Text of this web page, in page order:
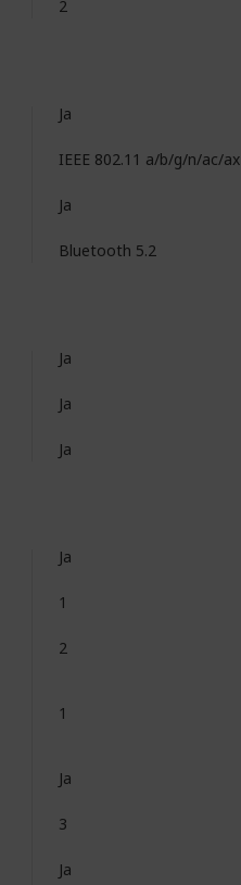
2
Ja
IEEE 802.11 a/b/g/n/ac/ax
Ja
Bluetooth 5.2
Ja
Ja
Ja
Ja
1
2
1
Ja
3
Ja